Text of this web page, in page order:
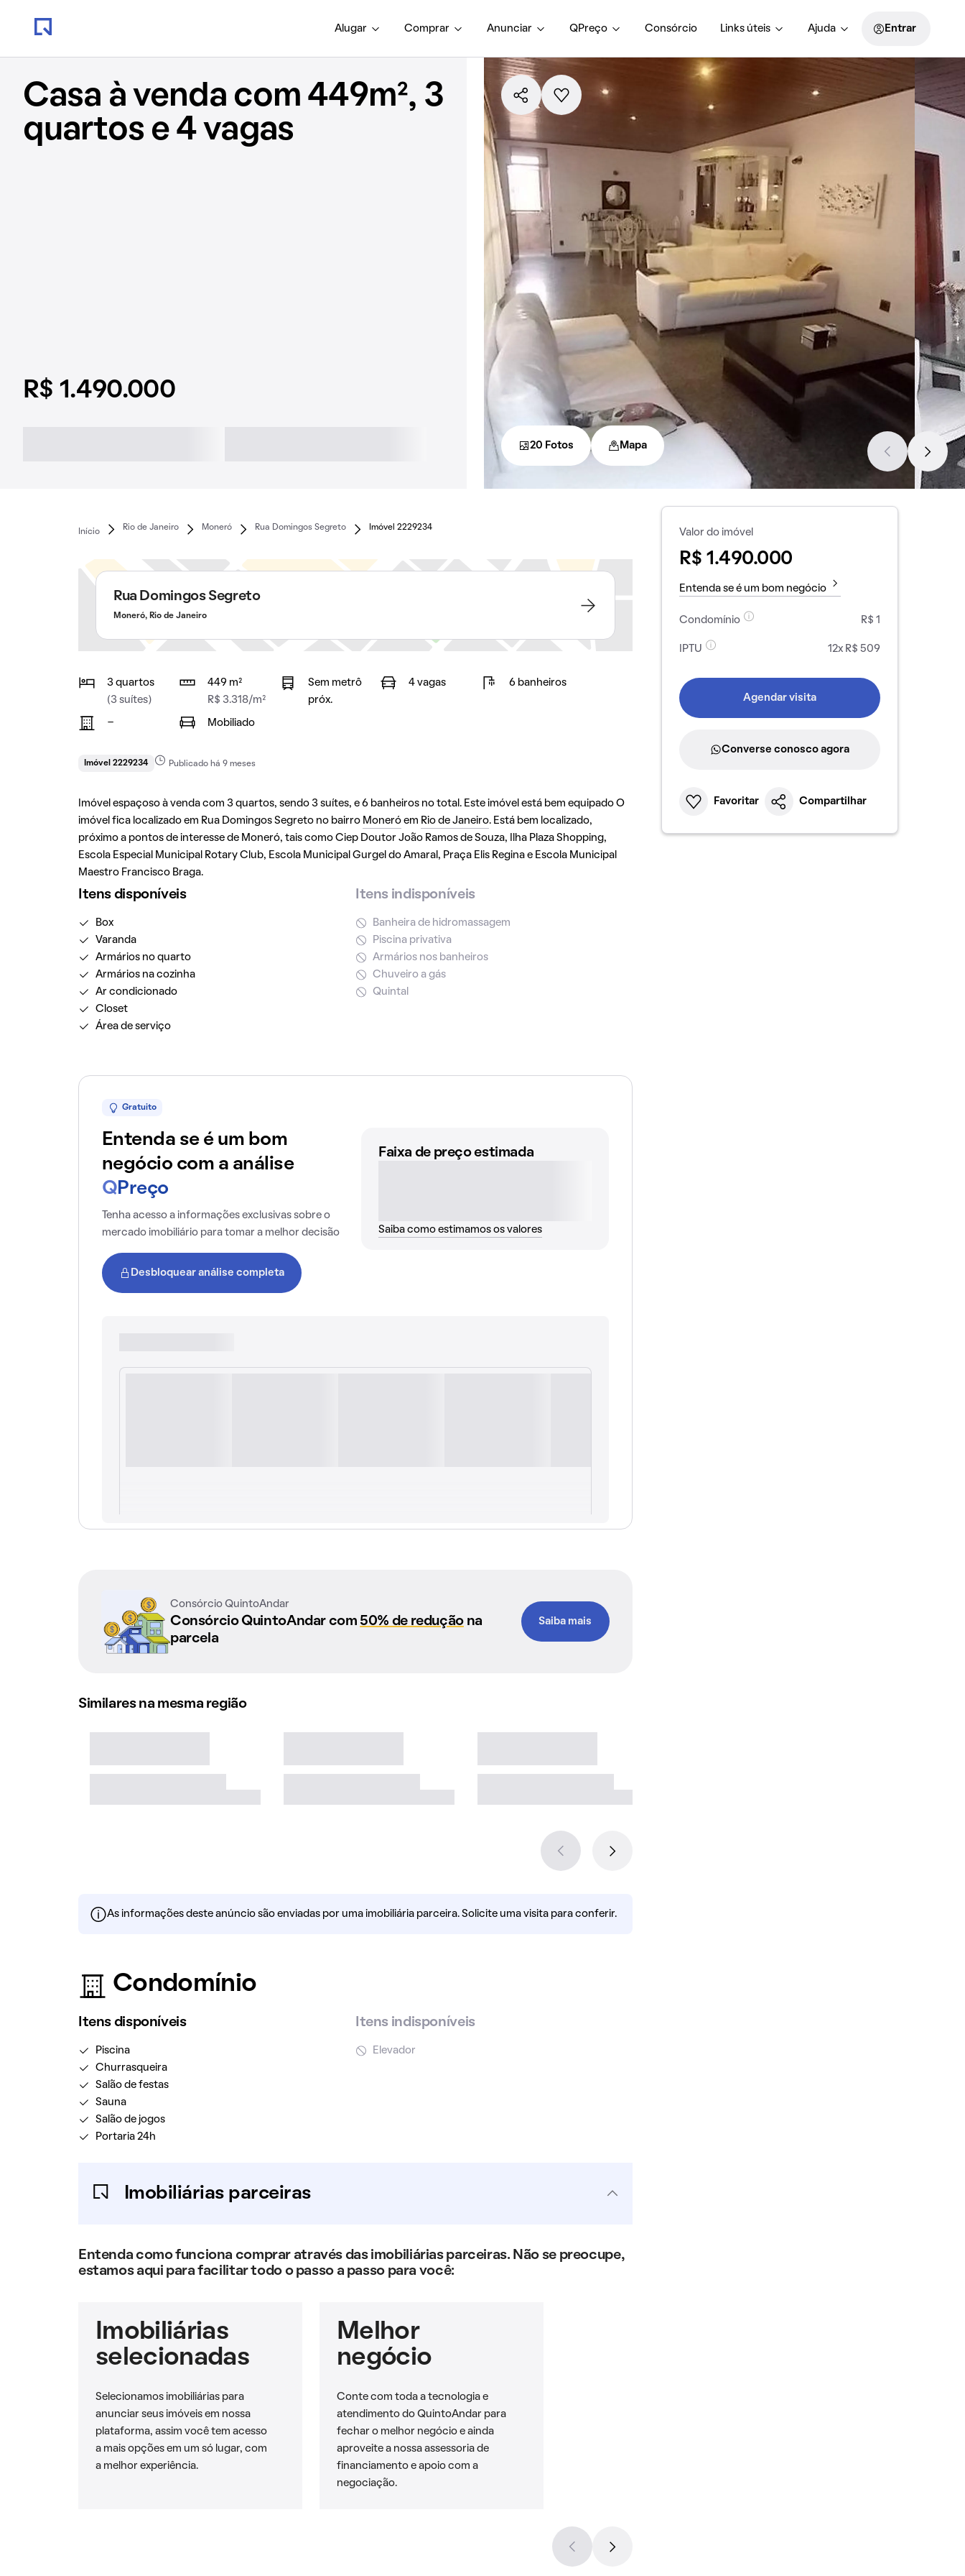
Alugar Comprar Anunciar QPreço Consórcio Links úteis Ajuda Entrar
Casa à venda com 449m², 3
quartos e 4 vagas
R$ 1.490.000
20 Fotos Mapa
Início
Rio de Janeiro Moneró Rua Domingos Segreto Imóvel 2229234
Rua Domingos Segreto
Moneró, Rio de Janeiro
3 quartos
(3 suítes)
449 m²
R$ 3.318/m²
Sem metrô
próx.
4 vagas 6 banheiros
- Mobiliado
Imóvel 2229234 Publicado há 9 meses
Imóvel espaçoso à venda com 3 quartos, sendo 3 suítes, e 6 banheiros no total. Este imóvel está bem equipado O
imóvel fica localizado em Rua Domingos Segreto no bairro Moneróem Rio de Janeiro. Está bem localizado,
próximo a pontos de interesse de Moneró, tais como Ciep Doutor João Ramos de Souza, Ilha Plaza Shopping,
Escola Especial Municipal Rotary Club, Escola Municipal Gurgel do Amaral, Praça Elis Regina e Escola Municipal
Maestro Francisco Braga.
Itens disponíveis
Box
Varanda
Armários no quarto
Armários na cozinha
Ar condicionado
Closet
Área de serviço
Itens indisponíveis
Banheira de hidromassagem
Piscina privativa
Armários nos banheiros
Chuveiro a gás
Quintal
Gratuito
Entenda se é um bom
negócio com a análise
Q Preço
Tenha acesso a informações exclusivas sobre o
mercado imobiliário para tomar a melhor decisão
Desbloquear análise completa
Faixa de preço estimada
Saiba como estimamos os valores
Consórcio QuintoAndar
Consórcio QuintoAndar com 50% de reduçãona
parcela
Saiba mais
Similares na mesma região
As informações deste anúncio são enviadas por uma imobiliária parceira. Solicite uma visita para conferir.
Condomínio
Itens disponíveis
Piscina
Churrasqueira
Salão de festas
Sauna
Salão de jogos
Portaria 24h
Itens indisponíveis
Elevador
Imobiliárias parceiras
Entenda como funciona comprar através das imobiliárias parceiras. Não se preocupe,
estamos aqui para facilitar todo o passo a passo para você:
Imobiliárias
selecionadas
Selecionamos imobiliárias para
anunciar seus imóveis em nossa
plataforma, assim você tem acesso
a mais opções em um só lugar, com
a melhor experiência.
Melhor
negócio
Conte com toda a tecnologia e
atendimento do QuintoAndar para
fechar o melhor negócio e ainda
aproveite a nossa assessoria de
financiamento e apoio com a
negociação.
Valor do imóvel
R$ 1.490.000
Entenda se é um bom negócio
Condomínio R$ 1
IPTU 12x R$ 509
Agendar visita
Converse conosco agora
Favoritar Compartilhar